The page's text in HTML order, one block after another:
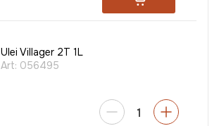
Ulei Villager 2T 1L
Art: 056495